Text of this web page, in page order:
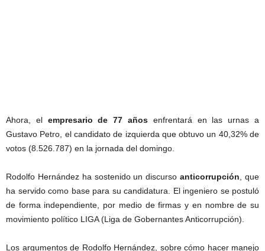
Ahora, el empresario de 77 años enfrentará en las urnas a
Gustavo Petro, el candidato de izquierda que obtuvo un 40,32% de
votos (8.526.787) en la jornada del domingo.
Rodolfo Hernández ha sostenido un discursoanticorrupción , que
ha servido como base para su candidatura. El ingeniero se postuló
de forma independiente, por medio de firmas y en nombre de su
movimiento político LIGA (Liga de Gobernantes Anticorrupción).
Los argumentos de Rodolfo Hernández, sobre cómo hacer manejo